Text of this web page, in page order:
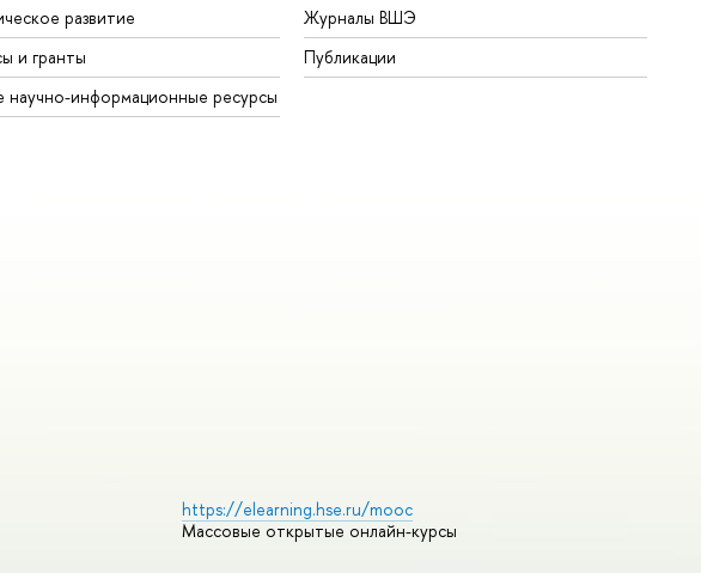
развитие
и гранты
научно-информационные ресурсы
Журналы ВШЭ
Публикации
https://elearning.hse.ru/mooc
Массовые открытые онлайн-курсы